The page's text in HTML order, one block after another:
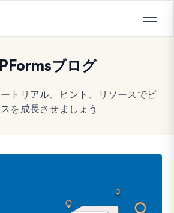
ブログ
トリアル、ヒント、リソースでビ
を成長させましょう